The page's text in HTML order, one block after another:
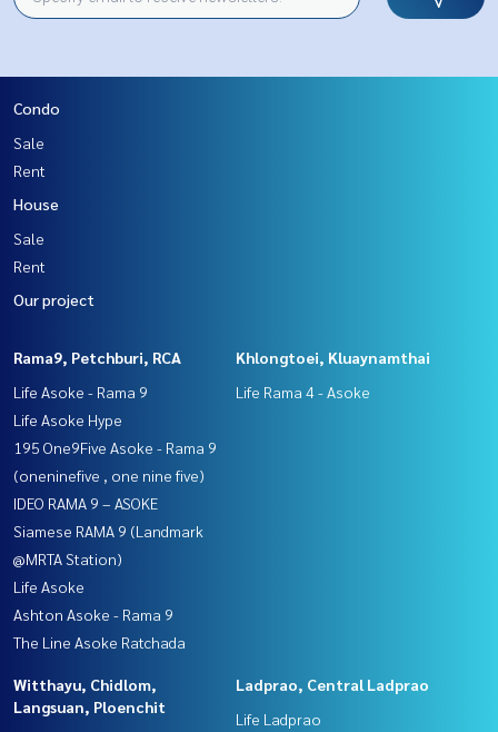
Condo
Sale
Rent
House
Sale
Rent
Our project
Rama9, Petchburi, RCA
Life Asoke - Rama 9
Life Asoke Hype
195 One9Five Asoke - Rama 9
(oneninefive , one nine five)
IDEO RAMA 9 – ASOKE
Siamese RAMA 9 (Landmark
@MRTA Station)
Life Asoke
Ashton Asoke - Rama 9
The Line Asoke Ratchada
Khlongtoei, Kluaynamthai
Life Rama 4 - Asoke
Witthayu, Chidlom,
Langsuan, Ploenchit
Ladprao, Central Ladprao
Life Ladprao